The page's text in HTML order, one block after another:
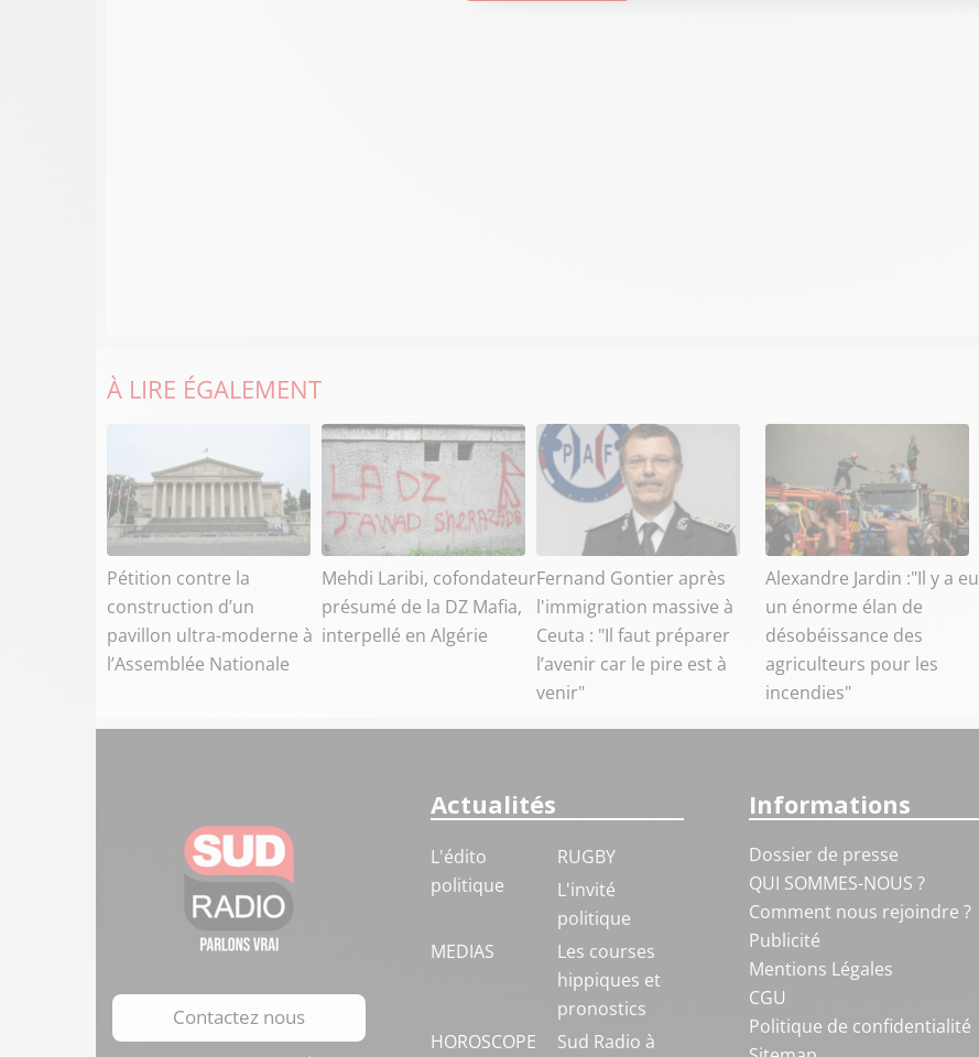
À LIRE ÉGALEMENT
Pétition contre la
construction d’un
pavillon ultra-moderne à
l’Assemblée Nationale
Mehdi Laribi, cofondateur
présumé de la DZ Mafia,
interpellé en Algérie
Fernand Gontier après
l'immigration massive à
Ceuta : "Il faut préparer
l’avenir car le pire est à
venir"
Alexandre Jardin :"Il y a eu
un énorme élan de
désobéissance des
agriculteurs pour les
incendies"
Contactez nous
Actualités
L'édito
politique
RUGBY
L'invité
politique
MEDIAS
Les courses
hippiques et
pronostics
HOROSCOPE
Sud Radio à
Informations
Dossier de presse
QUI SOMMES-NOUS ?
Comment nous rejoindre ?
Publicité
Mentions Légales
CGU
Politique de confidentialité